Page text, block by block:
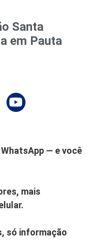
Santa
em Pauta
— e você
mais
só informação